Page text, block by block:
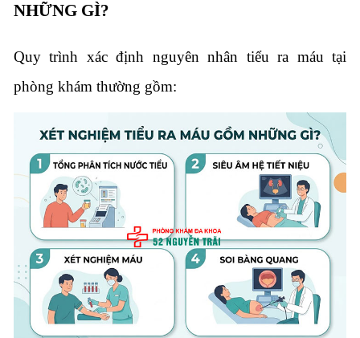
NHỮNG GÌ?
Quy trình xác định nguyên nhân tiểu ra máu tại
phòng khám thường gồm: